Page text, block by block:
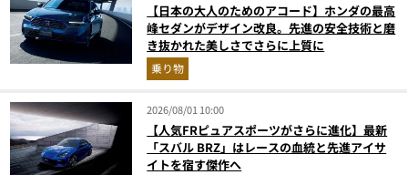
【日本の大人のためのアコード】ホンダの最高
峰セダンがデザイン改良。先進の安全技術と磨
き抜かれた美しさでさらに上質に
乗り物
2026/08/01 10:00
【人気FRピュアスポーツがさらに進化】最新
「スバル BRZ」はレースの血統と先進アイサ
イトを宿す傑作へ